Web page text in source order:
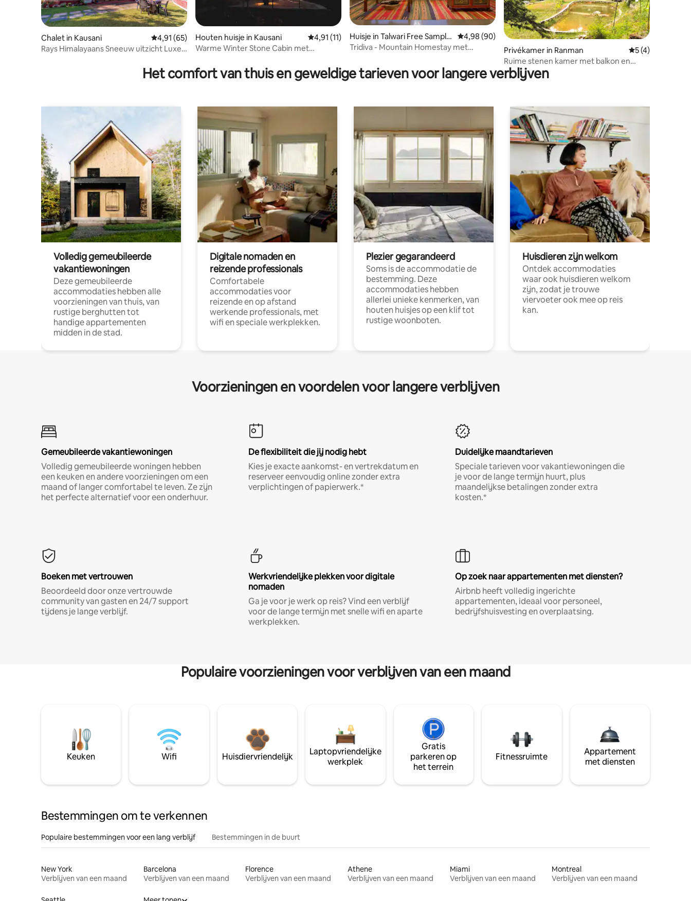
Chalet in Kausani Gemiddelde beoordeling van 4,91 op 5, 65 recensies
4,91 (65)
Rays Himalayaans Sneeuw uitzicht Luxe
Houten huisje in Kausani Gemiddelde beoordeling van 4,91 op 5, 11 recensies
4,91 (11)
Warme Winter Stone Cabin met
Huisje in Talwari Free Sample
Stat
Gemiddelde beoordeling van 4,98 op 5, 90 recensies
4,98 (90)
Tridiva - Mountain Homestay met
Privékamer in Ranman Gemiddelde
5 (4)
Ruime stenen kamer met balkon en
uitzicht op het bos
Het comfort van thuis en geweldige tarieven voor langere verblijven
Volledig gemeubileerde
vakantiewoningen
Deze gemeubileerde
accommodaties hebben alle
voorzieningen van thuis, van
rustige berghutten tot
handige appartementen
midden in de stad.
Digitale nomaden en
reizende professionals
Comfortabele
accommodaties voor
reizende en op afstand
werkende professionals, met
wifi en speciale werkplekken.
Plezier gegarandeerd
Soms is de accommodatie de
bestemming. Deze
accommodaties hebben
allerlei unieke kenmerken, van
houten huisjes op een klif tot
rustige woonboten.
Huisdieren zijn welkom
Ontdek accommodaties
waar ook huisdieren welkom
zijn, zodat je trouwe
viervoeter ook mee op reis
kan.
Voorzieningen en voordelen voor langere verblijven
Gemeubileerde vakantiewoningen
Volledig gemeubileerde woningen hebben
een keuken en andere voorzieningen om een
maand of langer comfortabel te leven. Ze zijn
het perfecte alternatief voor een onderhuur.
De flexibiliteit die jij nodig hebt
Kies je exacte aankomst- en vertrekdatum en
reserveer eenvoudig online zonder extra
verplichtingen of papierwerk.*
Duidelijke maandtarieven
Speciale tarieven voor vakantiewoningen die
je voor de lange termijn huurt, plus
maandelijkse betalingen zonder extra
kosten.*
Boeken met vertrouwen
Beoordeeld door onze vertrouwde
community van gasten en 24/7 support
tijdens je lange verblijf.
Werkvriendelijke plekken voor digitale
nomaden
Ga je voor je werk op reis? Vind een verblijf
voor de lange termijn met snelle wifi en aparte
werkplekken.
Op zoek naar appartementen met diensten?
Airbnb heeft volledig ingerichte
appartementen, ideaal voor personeel,
bedrijfshuisvesting en overplaatsing.
Populaire voorzieningen voor verblijven van een maand
Keuken Wifi Huisdiervriendelijk
Laptopvriendelijke
werkplek
Gratis
parkeren op
het terrein
Fitnessruimte
Appartement
met diensten
Bestemmingen om te verkennen
Populaire bestemmingen voor een lang verblijf Bestemmingen in de buurt
New York
Verblijven van een maand
Barcelona
Verblijven van een maand
Florence
Verblijven van een maand
Athene
Verblijven van een maand
Miami
Verblijven van een maand
Montreal
Verblijven van een maand